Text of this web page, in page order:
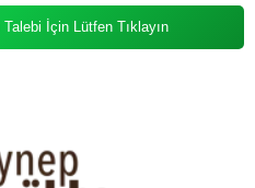
İçin Lütfen Tıklayın